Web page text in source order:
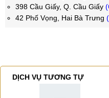
398 Cầu Giấy, Q. Cầu Giấy
42 Phố Vọng, Hai Bà Trưng
DỊCH VỤ TƯƠNG TỰ